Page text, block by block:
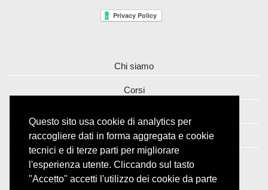
Questo sito usa cookie di analytics per
raccogliere dati in forma aggregata e cookie
tecnici e di terze parti per migliorare
l'esperienza utente. Cliccando sul tasto
"Accetto" accetti l'utilizzo dei cookie da parte
Chi siamo
Corsi
Iscriviti alla Newsletter